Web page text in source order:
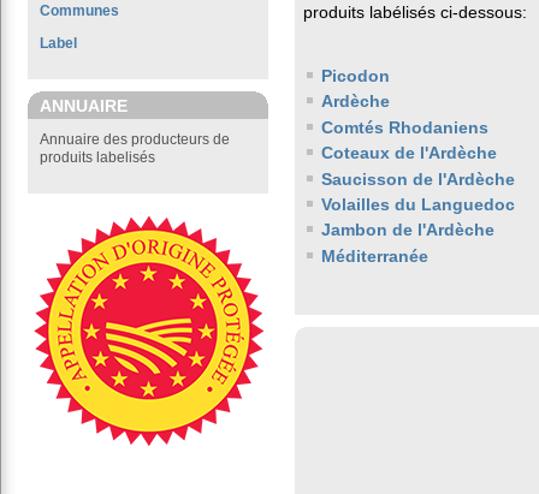
Communes
Label
ANNUAIRE
Annuaire des producteurs de
produits labelisés
produits labélisés ci-dessous:
Picodon
Ardèche
Comtés Rhodaniens
Coteaux de l'Ardèche
Saucisson de l'Ardèche
Volailles du Languedoc
Jambon de l'Ardèche
Méditerranée